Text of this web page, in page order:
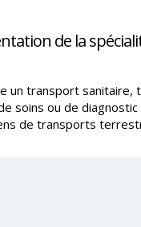
de la
un transport sanitaire,
soins ou de
de transports